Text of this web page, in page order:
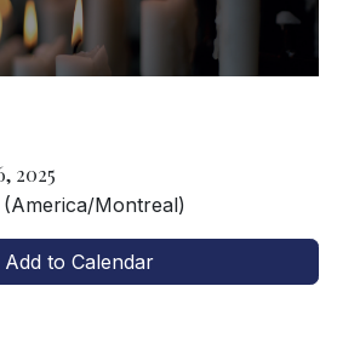
2025
(America/Montreal)
Add to Calendar